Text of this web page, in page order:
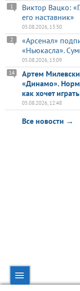
Виктор Вацко:
его наставник»
1
05.08.2026, 13:30
«Арсенал»
«Ньюкасла».
2
05.08.2026, 13:09
Артем
«Динамо».
как хочет
14
05.08.2026, 12:48
Все новости →